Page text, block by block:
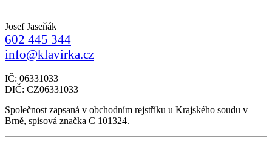
Josef Jaseňák
602 445 344
info@klavirka.cz
IČ: 06331033
DIČ: CZ06331033
Společnost zapsaná v obchodním rejstříku u Krajského soudu v
Brně, spisová značka C 101324.